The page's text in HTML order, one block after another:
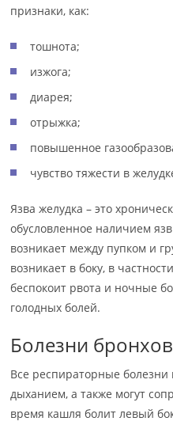
признаки, как:
тошнота;
изжога;
диарея;
отрыжка;
повышенное
чувство тяжести в
Язва желудка – это
обусловленное наличием
возникает между пупком и
возникает в боку, в
беспокоит рвота и ночные
голодных болей.
Болезни
Все респираторные
дыханием, а также могут
время кашля болит левый